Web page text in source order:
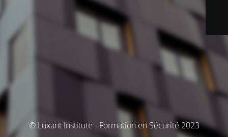
© Luxant Institute - Formation en Sécurité 2023